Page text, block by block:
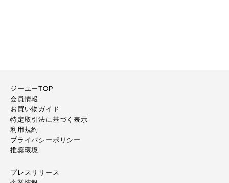
ジーユーTOP
会員情報
お買い物ガイド
特定取引法に基づく表示
利用規約
プライバシーポリシー
推奨環境
プレスリリース